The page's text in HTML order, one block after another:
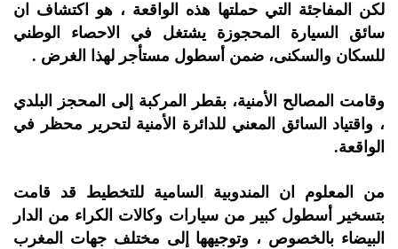
لكن المفاجئة التي حملتها هذه الواقعة ، هو اكتشاف ان
سائق السيارة المحجوزة يشتغل في الاحصاء الوطني
للسكان والسكنى، ضمن أسطول مستأجر لهذا الغرض .
وقامت المصالح الأمنية، بقطر المركبة إلى المحجز البلدي
، واقتياد السائق المعني للدائرة الأمنية لتحرير محظر في
الواقعة.
من المعلوم ان المندوبية السامية للتخطيط قد قامت
بتسخير أسطول كبير من سيارات وكالات الكراء من الدار
البيضاء بالخصوص ، وتوجيهها إلى مختلف جهات المغرب